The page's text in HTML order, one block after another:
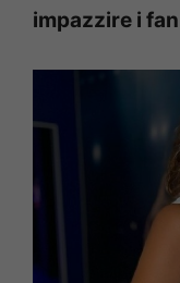
impazzire i fan